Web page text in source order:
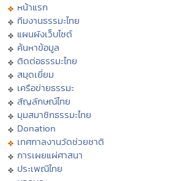
หน้าแรก
ทีมงานธรรมะไทย
แผนผังเว็บไซต์
ค้นหาข้อมูล
ติดต่อธรรมะไทย
สมุดเยี่ยม
เครือข่ายธรรมะ
สัญลักษณ์ไทย
มุมสมาชิกธรรมะไทย
Donation
เทศกาลงานวัดช่วยชาติ
การเผยแผ่ศาสนา
ประเพณีไทย